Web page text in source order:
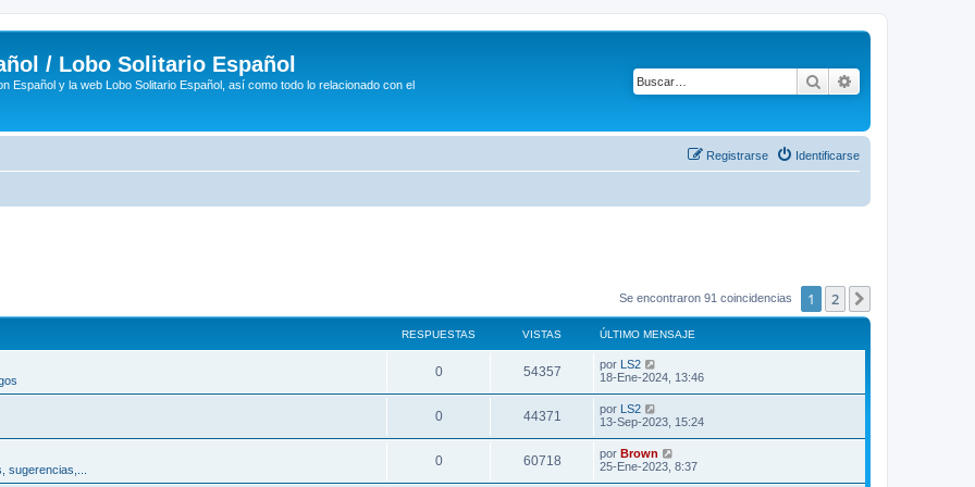
/ Lobo Solitario Español
Español y la web Lobo Solitario Español, así como todo lo relacionado con el
Buscar
Identificarse
Registrarse
Se encontraron 91 coincidencias 1 2
RESPUESTAS VISTAS ÚLTIMO MENSAJE
0R
e
p
u
54357V
i
t
a
Ú
m
o
m
e
n
s
por LS2
18-Ene-2024, 13:46
0R
e
44371
i
Ú
m
o
por LS2
13-Sep-2023, 15:24
sugerencias,...
0R
60718V
Ú
l
por Brown
25-Ene-2023, 8:37